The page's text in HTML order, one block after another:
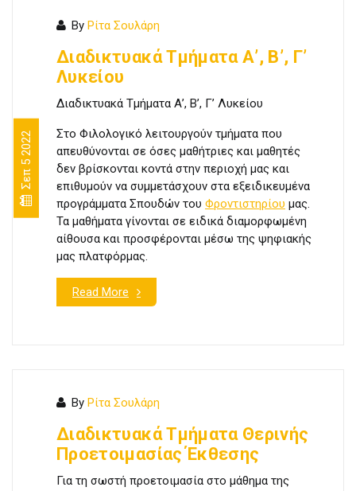
Σεπ 5 2022
By Ρίτα Σουλάρη
Διαδικτυακά Τμήματα Α’, Β’, Γ’
Λυκείου
Διαδικτυακά Τμήματα Α’, Β’, Γ’ Λυκείου
Στο Φιλολογικό λειτουργούν τμήματα που
απευθύνονται σε όσες μαθήτριες και μαθητές
δεν βρίσκονται κοντά στην περιοχή μας και
επιθυμούν να συμμετάσχουν στα εξειδικευμένα
προγράμματα Σπουδών του Φροντιστηρίου μας.
Τα μαθήματα γίνονται σε ειδικά διαμορφωμένη
αίθουσα και προσφέρονται μέσω της ψηφιακής
μας πλατφόρμας.
Read More
By Ρίτα Σουλάρη
Διαδικτυακά Τμήματα Θερινής
Προετοιμασίας Έκθεσης
Για τη σωστή προετοιμασία στο μάθημα της